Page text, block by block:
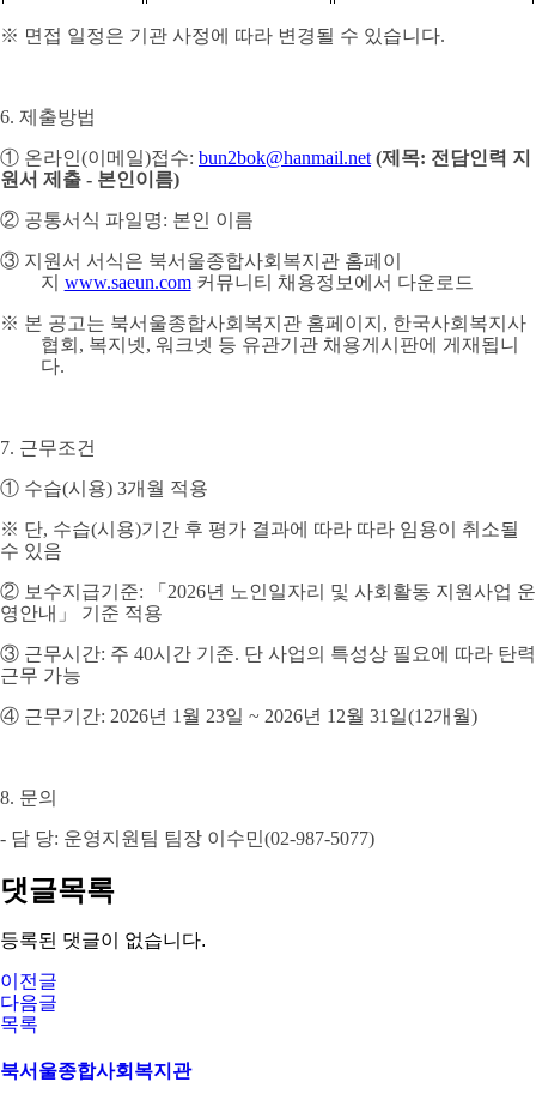
※ 면접 일정은 기관 사정에 따라 변경될 수 있습니다.
6. 제출방법
① 온라인(이메일)접수: bun2bok@hanmail.net (제목: 전담인력 지
원서 제출 - 본인이름)
② 공통서식 파일명: 본인 이름
③ 지원서 서식은 북서울종합사회복지관 홈페이
지 www.saeun.com 커뮤니티 채용정보에서 다운로드
※ 본 공고는 북서울종합사회복지관 홈페이지 , 한국사회복지사
협회 , 복지넷, 워크넷 등 유관기관 채용게시판에 게재됩니
다.
7. 근무조건
① 수습(시용) 3개월 적용
※ 단, 수습(시용)기간 후 평가 결과에 따라 따라 임용이 취소될
수 있음
② 보수지급기준: 「 2026년 노인일자리 및 사회활동 지원사업 운
영안내 」 기준 적용
③ 근무시간: 주 40시간 기준. 단 사업의 특성상 필요에 따라 탄력
근무 가능
④ 근무기간: 2026년 1 월 23일 ~ 2026년 12월 31 일(12개월)
8. 문의
- 담 당: 운영지원팀 팀장 이수민(02-987-5077)
댓글목록
등록된 댓글이 없습니다.
이전글
다음글
목록
북서울종합사회복지관